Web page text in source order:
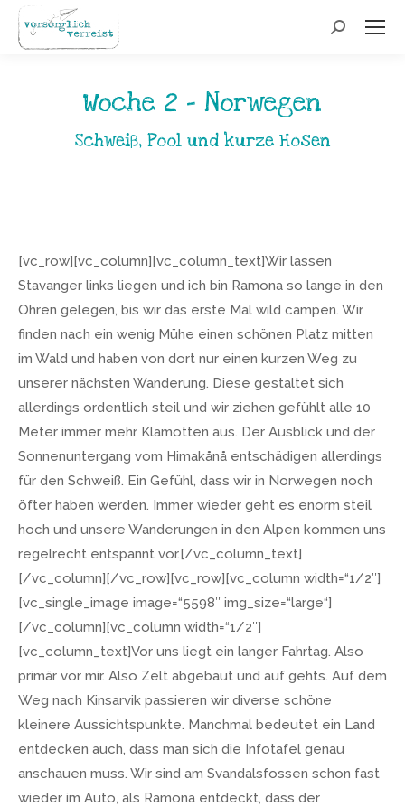
Search:
Woche 2 - Norwegen
Schweiß, Pool und kurze Hosen
[vc_row][vc_column][vc_column_text]Wir lassen
Stavanger links liegen und ich bin Ramona so lange in den
Ohren gelegen, bis wir das erste Mal wild campen. Wir
finden nach ein wenig Mühe einen schönen Platz mitten
im Wald und haben von dort nur einen kurzen Weg zu
unserer nächsten Wanderung. Diese gestaltet sich
allerdings ordentlich steil und wir ziehen gefühlt alle 10
Meter immer mehr Klamotten aus. Der Ausblick und der
Sonnenuntergang vom Himakånå entschädigen allerdings
für den Schweiß. Ein Gefühl, dass wir in Norwegen noch
öfter haben werden. Immer wieder geht es enorm steil
hoch und unsere Wanderungen in den Alpen kommen uns
regelrecht entspannt vor.[/vc_column_text]
[/vc_column][/vc_row][vc_row][vc_column width=“1/2″]
[vc_single_image image=“5598″ img_size=“large“]
[/vc_column][vc_column width=“1/2″]
[vc_column_text]Vor uns liegt ein langer Fahrtag. Also
primär vor mir. Also Zelt abgebaut und auf gehts. Auf dem
Weg nach Kinsarvik passieren wir diverse schöne
kleinere Aussichtspunkte. Manchmal bedeutet ein Land
entdecken auch, dass man sich die Infotafel genau
anschauen muss. Wir sind am Svandalsfossen schon fast
wieder im Auto, als Ramona entdeckt, dass der